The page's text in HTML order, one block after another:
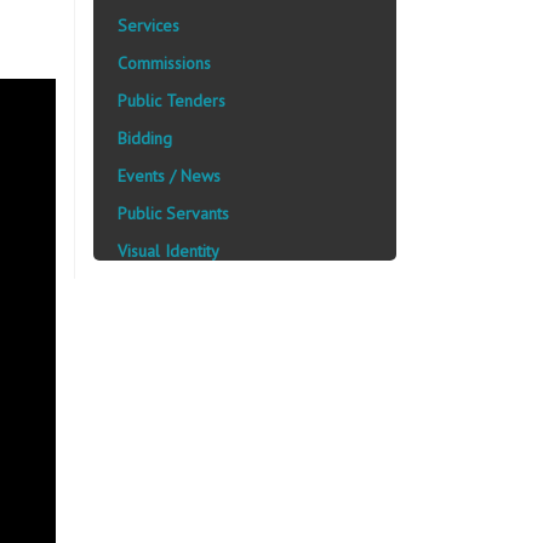
Services
Commissions
Public Tenders
Bidding
Events / News
Public Servants
Visual Identity